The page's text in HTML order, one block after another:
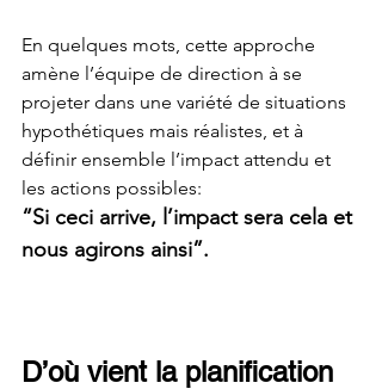
En quelques mots, cette approche
amène l’équipe de direction à se
projeter dans une variété de situations
hypothétiques mais réalistes, et à
définir ensemble l’impact attendu et
les actions possibles:
“Si ceci arrive, l’impact sera cela et
nous agirons ainsi”.
D’où vient la planification